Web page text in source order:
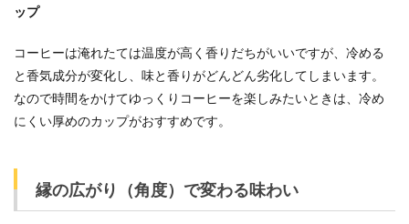
ップ
コーヒーは淹れたては温度が高く香りだちがいいですが、冷める
と香気成分が変化し、味と香りがどんどん劣化してしまいます。
なので時間をかけてゆっくりコーヒーを楽しみたいときは、冷め
にくい厚めのカップがおすすめです。
縁の広がり（角度）で変わる味わい